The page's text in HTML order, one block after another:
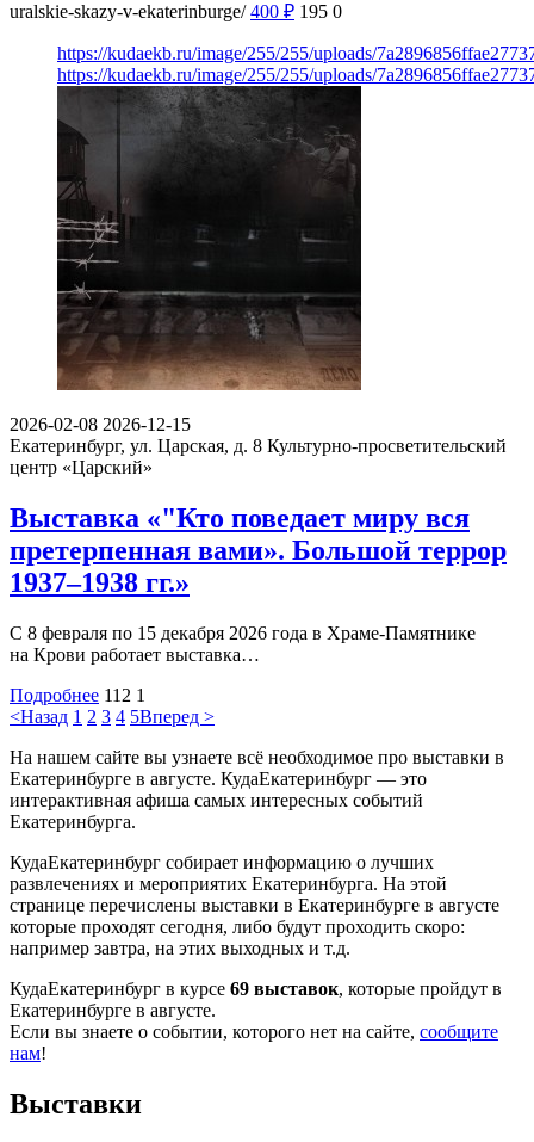
uralskie-skazy-v-ekaterinburge/ 400 ₽ 195 0
https://kudaekb.ru/image/255/255/uploads/
https://kudaekb.ru/image/255/255/uploads/
2026-02-08 2026-12-15
Екатеринбург, ул. Царская, д. 8 Культурно-просветительский
центр «Царский»
Выставка «"Кто поведает миру вся
претерпенная вами». Большой террор
1937–1938 гг.»
С 8 февраля по 15 декабря 2026 года в Храме-Памятнике
на Крови работает выставка…
Подробнее 112 1
<Назад 1 2 3 4 5Вперед >
На нашем сайте вы узнаете всё необходимое про выставки в
Екатеринбурге в августе. КудаЕкатеринбург — это
интерактивная афиша самых интересных событий
Екатеринбурга.
КудаЕкатеринбург собирает информацию о лучших
развлечениях и мероприятих Екатеринбурга. На этой
странице перечислены выставки в Екатеринбурге в августе
которые проходят сегодня, либо будут проходить скоро:
например завтра, на этих выходных и т.д.
КудаЕкатеринбург в курсе 69 выставок, которые пройдут в
Екатеринбурге в августе.
Если вы знаете о событии, которого нет на сайте, сообщите
нам!
Выставки